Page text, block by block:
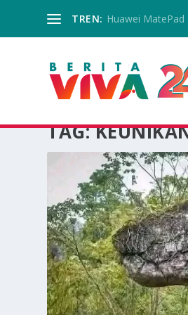
TREN: Huawei MatePad
TAG: